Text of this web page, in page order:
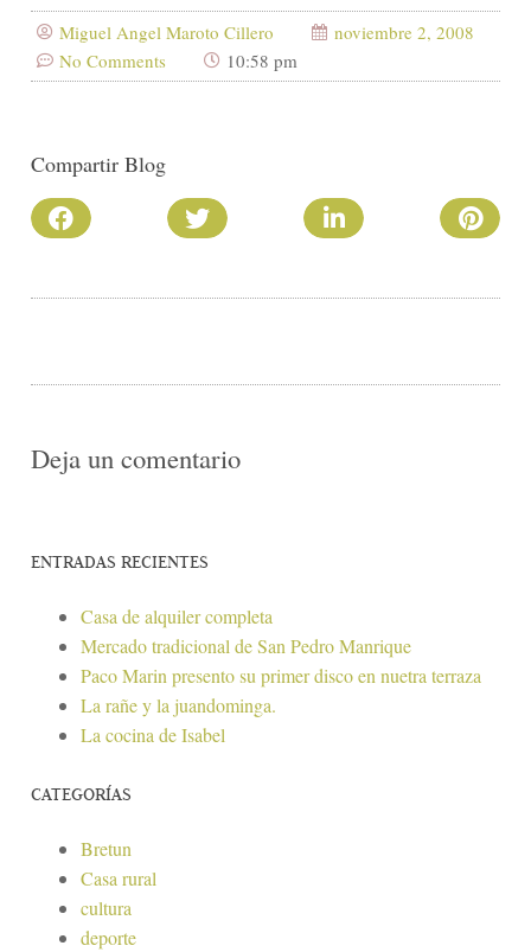
Miguel Angel Maroto Cillero
noviembre 2, 2008
No Comments
10:58 pm
Compartir Blog
Deja un comentario
ENTRADAS RECIENTES
Casa de alquiler completa
Mercado tradicional de San Pedro Manrique
Paco Marin presento su primer disco en nuetra terraza
La rañe y la juandominga.
La cocina de Isabel
CATEGORÍAS
Bretun
Casa rural
cultura
deporte